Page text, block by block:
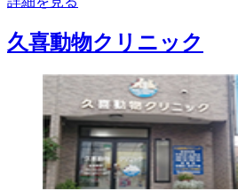
久喜動物クリニック